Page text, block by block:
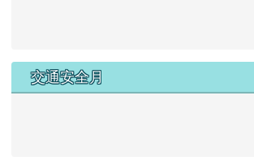
交通安全月